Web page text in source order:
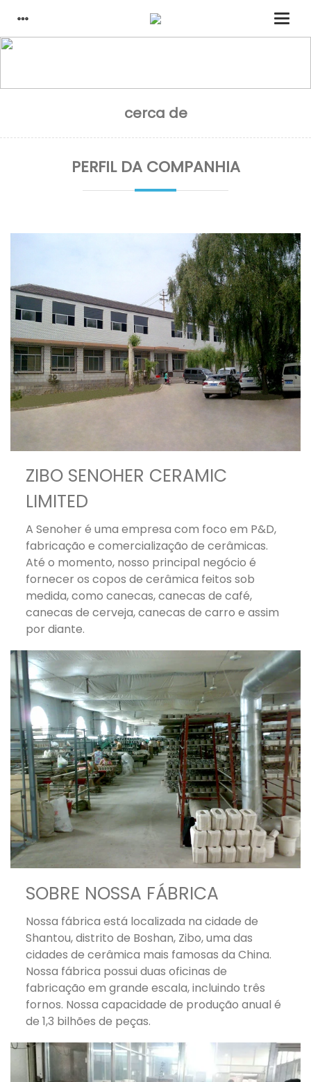
cerca de
PERFIL DA COMPANHIA
ZIBO SENOHER CERAMIC
LIMITED
A Senoher é uma empresa com foco em P&D,
fabricação e comercialização de cerâmicas.
Até o momento, nosso principal negócio é
fornecer os copos de cerâmica feitos sob
medida, como canecas, canecas de café,
canecas de cerveja, canecas de carro e assim
por diante.
SOBRE NOSSA FÁBRICA
Nossa fábrica está localizada na cidade de
Shantou, distrito de Boshan, Zibo, uma das
cidades de cerâmica mais famosas da China.
Nossa fábrica possui duas oficinas de
fabricação em grande escala, incluindo três
fornos. Nossa capacidade de produção anual é
de 1,3 bilhões de peças.